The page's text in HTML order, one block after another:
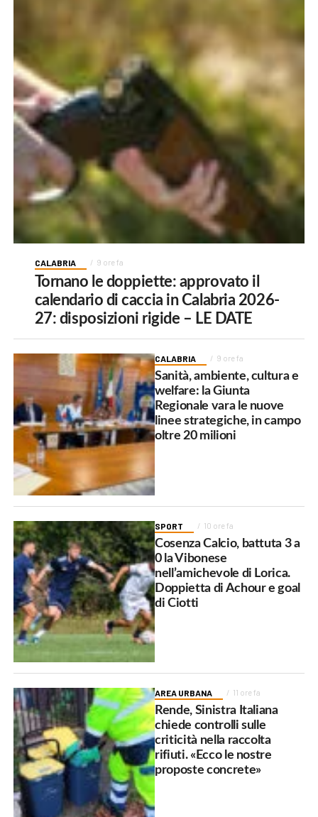
CALABRIA 9 ore fa
Tornano le doppiette: approvato il
calendario di caccia in Calabria 2026-
27: disposizioni rigide – LE DATE
CALABRIA 9 ore fa
Sanità, ambiente, cultura e
welfare: la Giunta
Regionale vara le nuove
linee strategiche, in campo
oltre 20 milioni
SPORT 10 ore fa
Cosenza Calcio, battuta 3 a
0 la Vibonese
nell’amichevole di Lorica.
Doppietta di Achour e goal
di Ciotti
AREA URBANA 11 ore fa
Rende, Sinistra Italiana
chiede controlli sulle
criticità nella raccolta
rifiuti. «Ecco le nostre
proposte concrete»